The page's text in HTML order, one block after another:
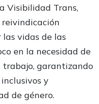
Visibilidad Trans,
reivindicación
vidas de las
en la necesidad de
trabajo, garantizando
y
de género.